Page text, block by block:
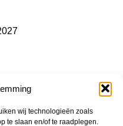
wij technologieën zoals
te slaan en/of te raadplegen.